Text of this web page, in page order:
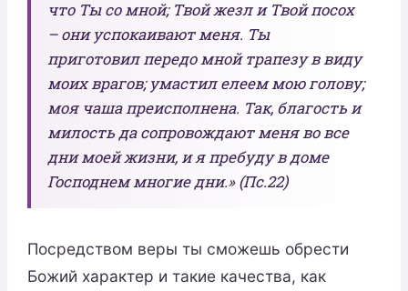
что Ты со мной; Твой жезл и Твой посох
– они успокаивают меня. Ты
приготовил передо мной трапезу в виду
моих врагов; умастил елеем мою голову;
моя чаша преисполнена. Так, благость и
милость да сопровождают меня во все
дни моей жизни, и я пребуду в доме
Господнем многие дни.» (Пс.22)
Посредством веры ты сможешь обрести
Божий характер и такие качества, как